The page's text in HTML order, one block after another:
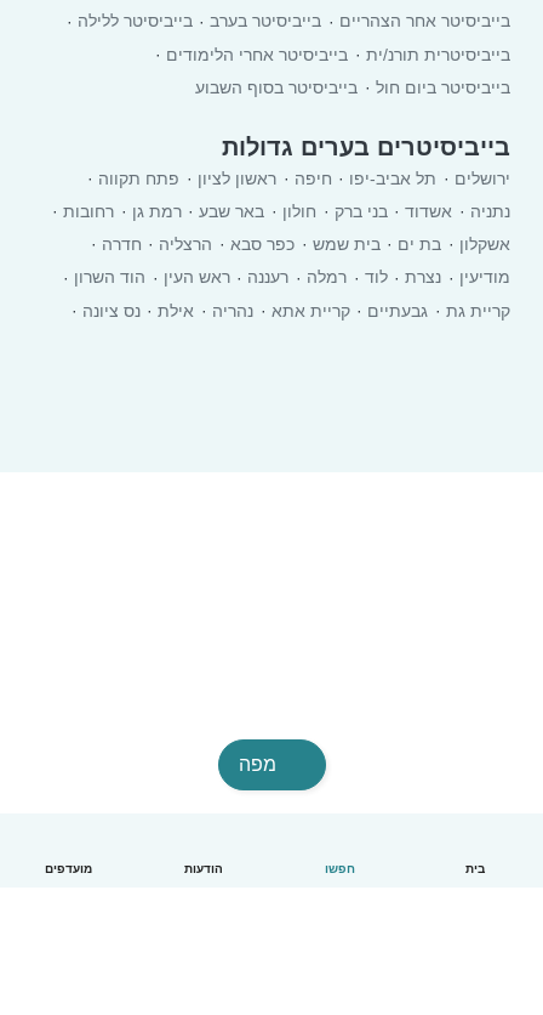
בית חפשו הודעות מועדפים
בייביסיטר אחר הצהריים
בייביסיטר בערב
בייביסיטר ללילה
בייביסיטרית תורנ/ית
בייביסיטר אחרי הלימודים
בייביסיטר ביום חול
בייביסיטר בסוף השבוע
בייביסיטרים בערים גדולות
ירושלים תל אביב-יפו חיפה ראשון לציון
פתח תקווה
נתניה
אשדוד בני ברק חולון באר שבע רמת גן
רחובות
אשקלון
בת ים בית שמש כפר סבא הרצליה
חדרה
מודיעין
נצרת לוד רמלה רעננה ראש העין
הוד השרון
קריית גת
גבעתיים קריית אתא ‏נהריה אילת
נס ציונה
מפה